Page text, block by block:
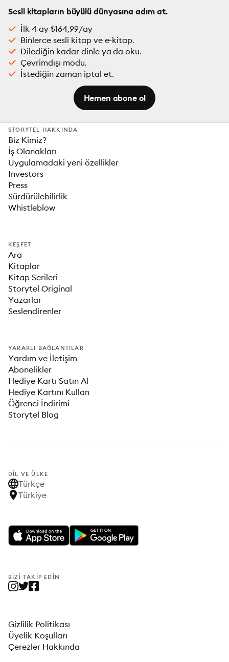
Sesli kitapların büyülü dünyasına adım at.
İlk 4 ay ₺164,99/ay
Binlerce sesli kitap ve e-kitap.
Dilediğin kadar dinle ya da oku.
Çevrimdışı modu.
İstediğin zaman iptal et.
Hemen abone ol
STORYTEL HAKKINDA
Biz Kimiz?
İş Olanakları
Uygulamadaki yeni özellikler
Investors
Press
Sürdürülebilirlik
Whistleblow
KEŞFET
Ara
Kitaplar
Kitap Serileri
Storytel Original
Yazarlar
Seslendirenler
YARARLI BAĞLANTILAR
Yardım ve İletişim
Abonelikler
Hediye Kartı Satın Al
Hediye Kartını Kullan
Öğrenci İndirimi
Storytel Blog
DIL VE ÜLKE
Türkçe
Türkiye
BIZI TAKIP EDIN
Gizlilik Politikası
Üyelik Koşulları
Çerezler Hakkında